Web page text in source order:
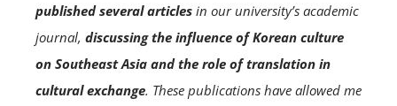
published several articles in our university’s academic
journal, discussing the influence of Korean culture
on Southeast Asia and the role of translation in
cultural exchange. These publications have allowed me